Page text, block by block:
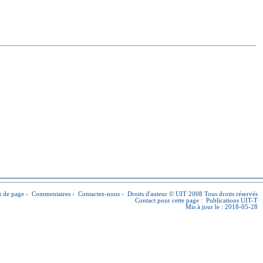
de page - Commentaires - Contactez-nous - Droits d'auteur © UIT 2008 Tous droits réservés
Contact pour cette page : Publications UIT-T
Mis à jour le : 2018-05-28